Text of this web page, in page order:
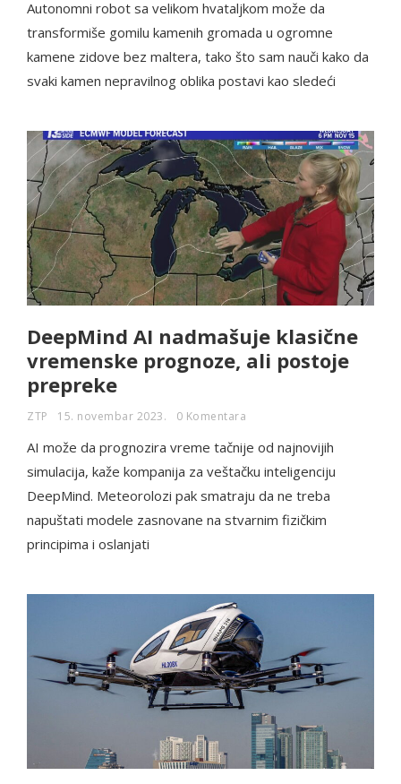
Autonomni robot sa velikom hvataljkom može da
transformiše gomilu kamenih gromada u ogromne
kamene zidove bez maltera, tako što sam nauči kako da
svaki kamen nepravilnog oblika postavi kao sledeći
DeepMind AI nadmašuje klasične
vremenske prognoze, ali postoje
prepreke
ZTP 15. novembar 2023. 0 Komentara
AI može da prognozira vreme tačnije od najnovijih
simulacija, kaže kompanija za veštačku inteligenciju
DeepMind. Meteorolozi pak smatraju da ne treba
napuštati modele zasnovane na stvarnim fizičkim
principima i oslanjati